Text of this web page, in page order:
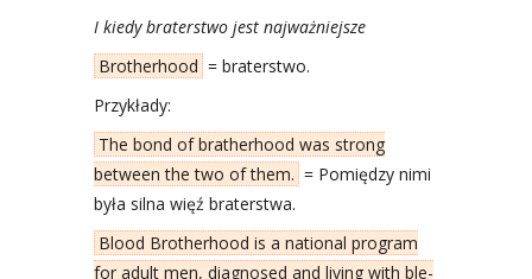
I kie­dy bra­ter­stwo jest naj­waż­niej­sze
Bro­ther­ho­od = bra­ter­stwo.
Przy­kła­dy:
The bond of bra­ther­ho­od was strong
betwe­en the two of them. = Pomię­dzy nimi
była sil­na więź bra­ter­stwa.
Blo­od Bro­ther­ho­od is a natio­nal pro­gram
for adult men, dia­gno­sed and living with ble­